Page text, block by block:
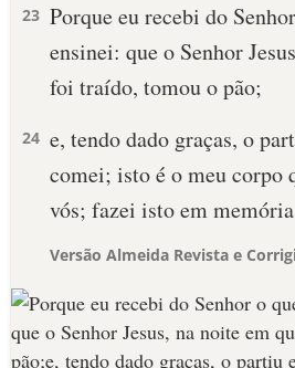
23 Porque eu recebi do
ensinei: que o Senhor
foi traído, tomou o pão;
24 e, tendo dado graças, o
comei; isto é o meu corpo
vós; fazei isto em
Versão Almeida Revista e